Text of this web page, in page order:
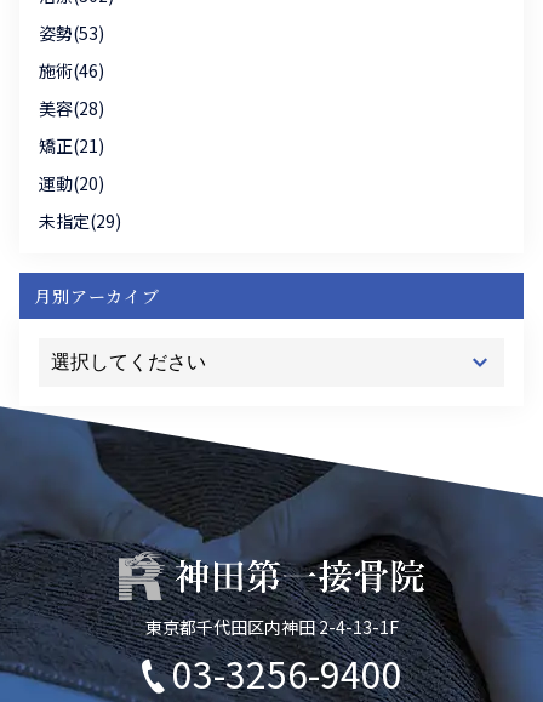
姿勢(53)
施術(46)
美容(28)
矯正(21)
運動(20)
未指定(29)
月別アーカイブ
東京都千代田区内神田 2-4-13-1F
03-3256-9400